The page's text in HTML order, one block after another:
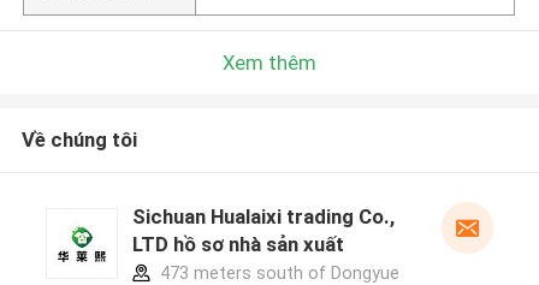
Xem thêm
Về chúng tôi
Sichuan Hualaixi trading Co.,
LTD hồ sơ nhà sản xuất
473 meters south of Dongyue